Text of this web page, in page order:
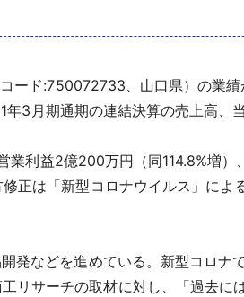
ード:750072733、山口県）の業績
3月期通期の連結決算の売上高、
利益2億200万円（同114.8%増）
正は「新型コロナウイルス」によ
などを進めている。新型コロナ
リサーチの取材に対し、「過去に